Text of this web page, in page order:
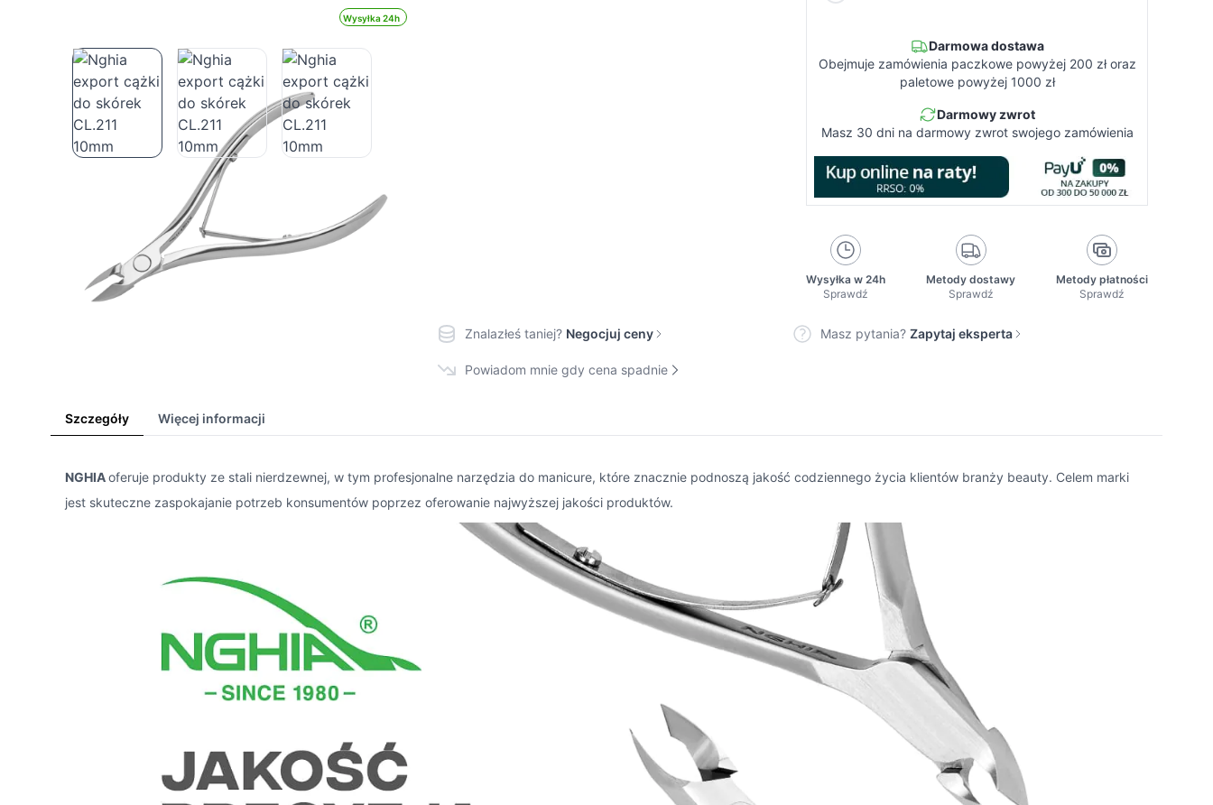
Wysyłka 24h
Darmowa dostawa
Obejmuje zamówienia paczkowe powyżej 200 zł oraz
paletowe powyżej 1000 zł
Darmowy zwrot
Masz 30 dni na darmowy zwrot swojego zamówienia
Wysyłka w 24h
Sprawdź
Metody dostawy
Sprawdź
Metody płatności
Sprawdź
Znalazłeś taniej? Negocjuj ceny Masz pytania? Zapytaj eksperta
Powiadom mnie gdy cena spadnie
Szczegóły Więcej informacji
NGHIAoferuje produkty ze stali nierdzewnej, w tym profesjonalne narzędzia do manicure, które znacznie podnoszą jakość codziennego życia klientów branży beauty. Celem marki
jest skuteczne zaspokajanie potrzeb konsumentów poprzez oferowanie najwyższej jakości produktów.